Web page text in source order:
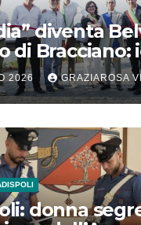
diventa
di Bracciano:
2026 GRAZIAROSA
donna